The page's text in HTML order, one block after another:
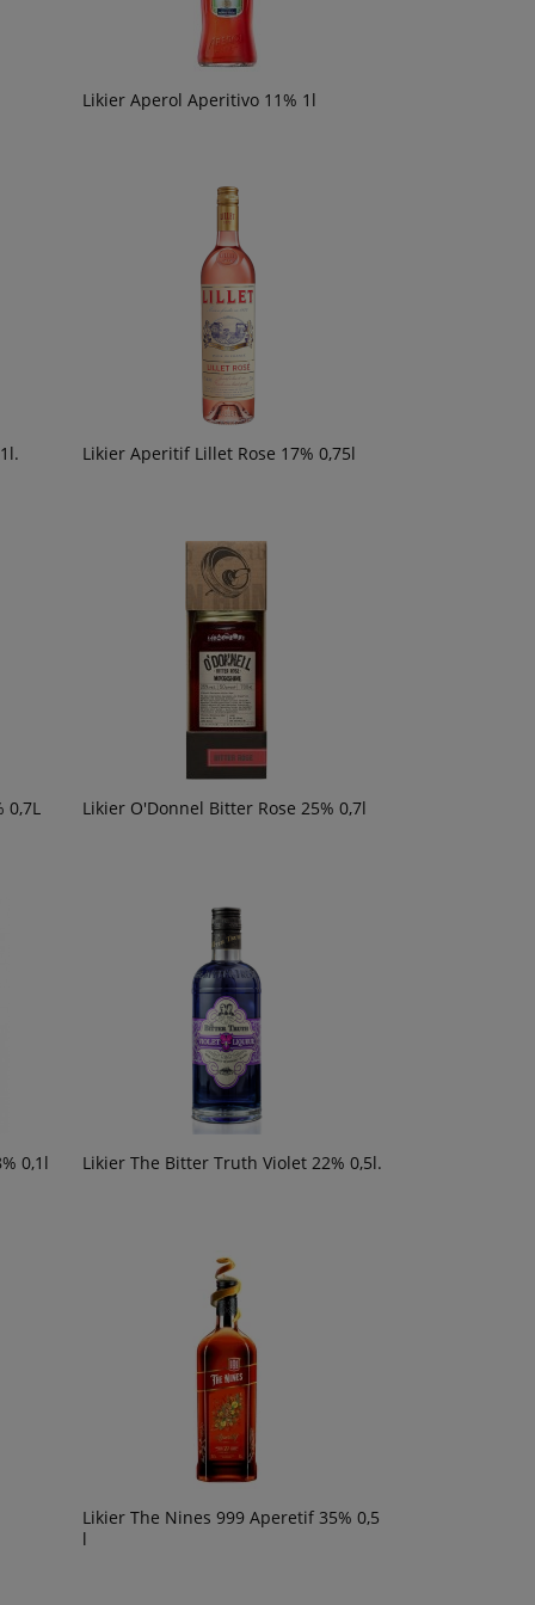
Likier Aperol Aperitivo 11% 1l
Likier Aperitif Lillet Rose 17% 0,75l
0,7L Likier O'Donnel Bitter Rose 25% 0,7l
0,1l Likier The Bitter Truth Violet 22% 0,5l.
Likier The Nines 999 Aperetif 35% 0,5
l